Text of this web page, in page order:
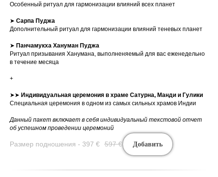
Особенный ритуал для гармонизации влияний всех планет
➤ Сарпа Пуджа
Дополнительный ритуал для гармонизации влияний теневых планет
➤ Панчамукха Хануман Пуджа
Ритуал призывания Ханумана, выполненяемый для вас еженедельно
в течение месяца
+
➤➤ Индивидуальная церемония в храме Сатурна, Манди и Гулики
Специальная церемония в одном из самых сильных храмов Индии
Данный пакет включает в себя индивидуальный текстовой отчет
об успешном проведении церемоний
Размер подношения - 397 € 597 € Добавить